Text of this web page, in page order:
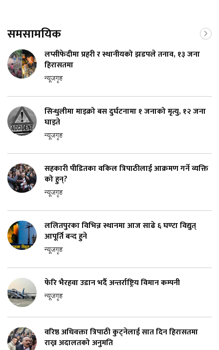
समसामयिक
लप्सीफेदीमा प्रहरी र स्थानीयको झडपले तनाव, १३ जना
हिरासतमा
न्यूजगृह
सिन्धुलीमा माइक्रो बस दुर्घटनामा १ जनाको मृत्यु, १२ जना
घाइते
न्यूजगृह
सहकारी पीडितका वकिल त्रिपाठीलाई आक्रमण गर्ने व्यक्ति
को हुन्?
न्यूजगृह
ललितपुरका विभिन्न स्थानमा आज साढे ६ घण्टा विद्युत्
आपूर्ति बन्द हुने
न्यूजगृह
फेरि भैरहवा उडान भर्दै अन्तर्राष्ट्रिय विमान कम्पनी
न्यूजगृह
वरिष्ठ अधिवक्ता त्रिपाठी कुट्नेलाई सात दिन हिरासतमा
राख्न अदालतको अनुमति